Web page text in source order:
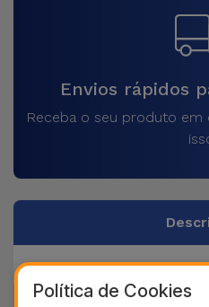
Envios rápidos
Receba o seu produto em
Dados
Política de Cookies